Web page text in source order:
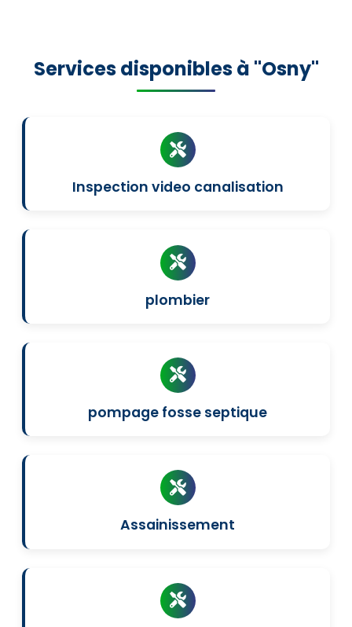
Services disponibles à "Osny"
Inspection video canalisation
plombier
pompage fosse septique
Assainissement